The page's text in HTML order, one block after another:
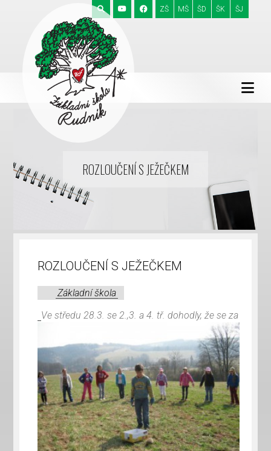
ZŠ MŠ ŠD ŠK ŠJ
ROZLOUČENÍ S JEŽEČKEM
ROZLOUČENÍ S JEŽEČKEM
Základní škola
Ve středu 28.3. se 2.,3. a 4. tř. dohodly, že se za